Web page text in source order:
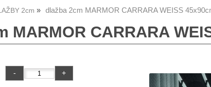
2cm dlažba 2cm MARMOR CARRARA WEISS
MARMOR CARRARA